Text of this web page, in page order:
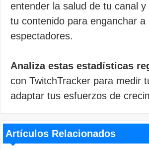
entender la salud de tu canal
tu contenido para enganchar a
espectadores.
Analiza estas estadísticas
con TwitchTracker para medir
adaptar tus esfuerzos de
Artículos Relacionados